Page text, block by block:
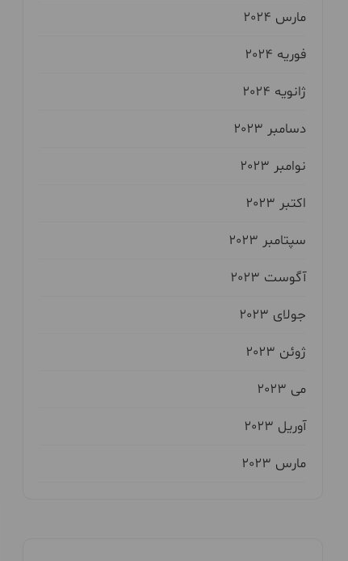
مارس 2024
فوریه 2024
ژانویه 2024
دسامبر 2023
نوامبر 2023
اکتبر 2023
سپتامبر 2023
آگوست 2023
جولای 2023
ژوئن 2023
می 2023
آوریل 2023
مارس 2023